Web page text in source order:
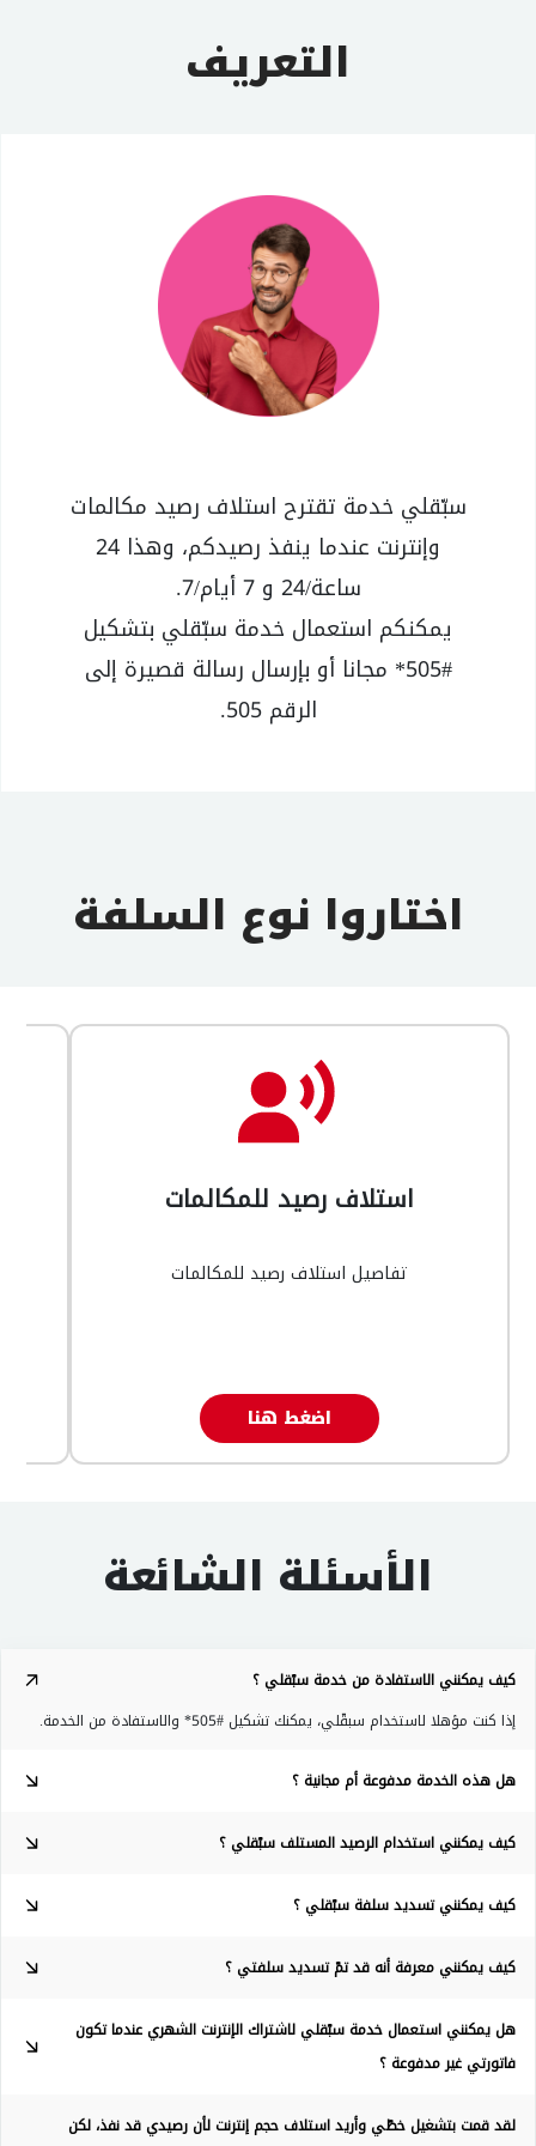
التعريف
سبّقلي خدمة تقترح استلاف رصيد مكالمات
وإنترنت عندما ينفذ رصيدكم، وهذا 24
ساعة/24 و 7 أيام/7.
يمكنكم استعمال خدمة سبّقلي بتشكيل
#505* مجانا أو بإرسال رسالة قصيرة إلى
الرقم 505.
اختاروا نوع السلفة
استلاف رصيد للمكالمات
تفاصيل استلاف رصيد للمكالمات
اضغط هنا
الأسئلة الشائعة
كيف يمكنني الاستفادة من خدمة سبّقلي ؟
إذا كنت مؤهلا لاستخدام سبقّلي، يمكنك تشكيل #505* والاستفادة من الخدمة.
هل هذه الخدمة مدفوعة أم مجانية ؟
كيف يمكنني استخدام الرصيد المستلف سبّقلي ؟
كيف يمكنني تسديد سلفة سبّقلي ؟
كيف يمكنني معرفة أنه قد تمّ تسديد سلفتي ؟
هل يمكنني استعمال خدمة سبّقلي لاشتراك الإنترنت الشهري عندما تكون
فاتورتي غير مدفوعة ؟
لقد قمت بتشغيل خطّي وأريد استلاف حجم إنترنت لأن رصيدي قد نفذ، لكن